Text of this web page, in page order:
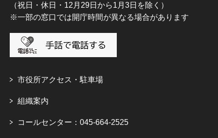
（祝日・休日・12月29日から1月3日を除く）
※一部の窓口では開庁時間が異なる場合があります
市役所アクセス・駐車場
組織案内
コールセンター：045-664-2525